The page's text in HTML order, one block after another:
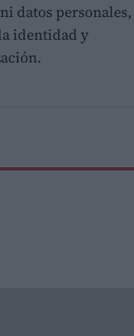
datos personales,
identidad y